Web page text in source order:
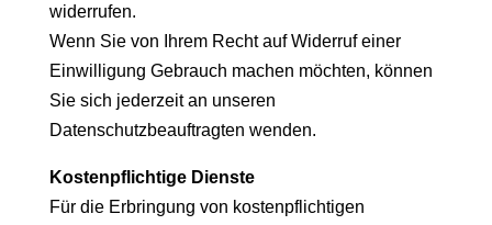
widerrufen.
Wenn Sie von Ihrem Recht auf Widerruf einer
Einwilligung Gebrauch machen möchten, können
Sie sich jederzeit an unseren
Datenschutzbeauftragten wenden.
Kostenpflichtige Dienste
Für die Erbringung von kostenpflichtigen